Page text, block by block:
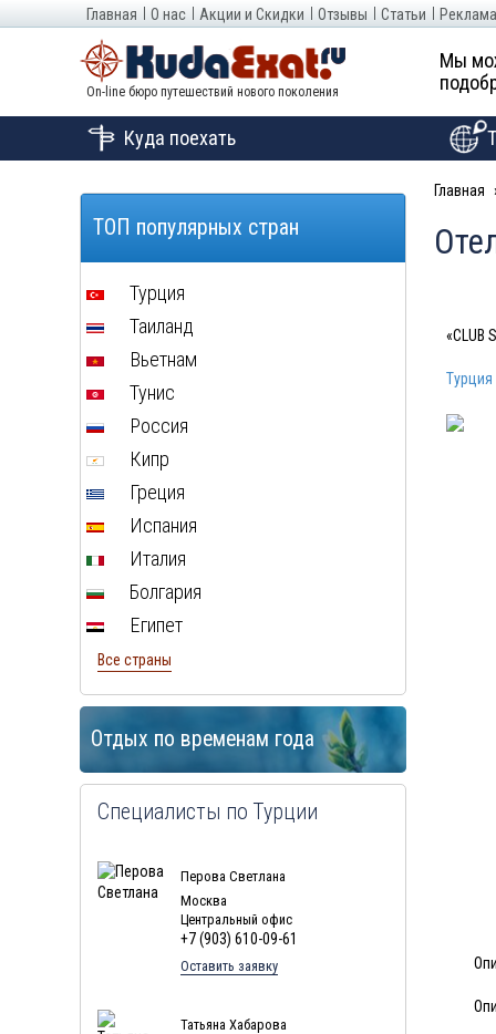
Главная О нас Акции и Скидки Отзывы Статьи
On-line бюро путешествий нового поколения
Мы
Куда поехать
Главная
«CLUB
Турция
ТОП популярных стран
Турция
Таиланд
Вьетнам
Тунис
Россия
Кипр
Греция
Испания
Италия
Болгария
Египет
Все страны
Отдых по временам года
Специалисты по Турции
Перова Светлана
Москва
Центральный офис
+7 (903) 610-09-61
Оставить заявку
Татьяна Хабарова